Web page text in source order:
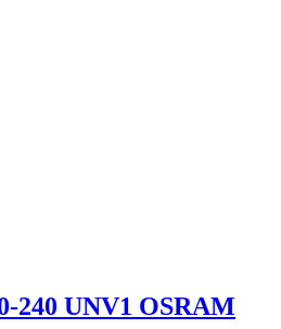
240 UNV1 OSRAM